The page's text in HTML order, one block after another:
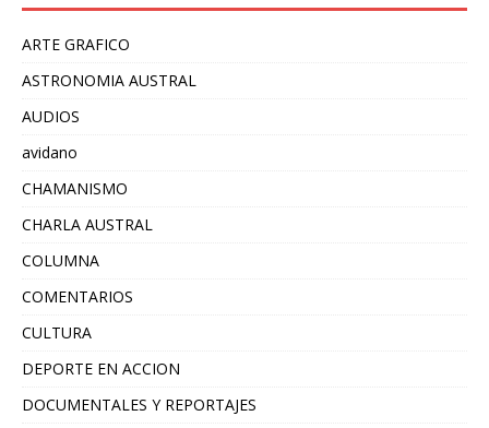
ARTE GRAFICO
ASTRONOMIA AUSTRAL
AUDIOS
avidano
CHAMANISMO
CHARLA AUSTRAL
COLUMNA
COMENTARIOS
CULTURA
DEPORTE EN ACCION
DOCUMENTALES Y REPORTAJES